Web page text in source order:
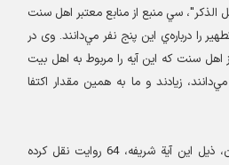
الذکر"، سي منبع از منابع معتبر اهل سنت
را درباره‌ي این پنج نفر مي‌دانند. وی در
اهل سنت که اين آيه را مربوط به اهل بيت
زيادند و ما به همين مقدار اکتفا
مرحوم بحرانی در تفسير البرهان، ذيل اين آية‌ شريفه، 64 روايت نقل کرده